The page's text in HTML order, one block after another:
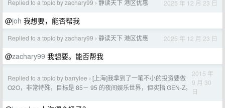
Replied to a topic by zachary99 › 静读天下 港区优惠 2025 年 12 月 23 日
@joh 我想要，能否帮我
Replied to a topic by zachary99 › 静读天下 港区优惠 2025 年 12 月 23 日
@zachary99 我想要。能否帮我
Replied to a topic by barrylee › [上海]我拿到了一笔不小的投资要做
O2O，非常特殊，目标是 85－ 95 的夜间娱乐世界，但实指 GEN-Z。
2015 年
9 月 30
日